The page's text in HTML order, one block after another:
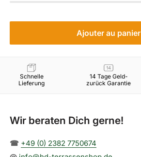
Ajouter au panier
Schnelle
Lieferung
14 Tage Geld-
zurück Garantie
Wir beraten Dich gerne!
☎︎ +49 (0) 2382 7750674